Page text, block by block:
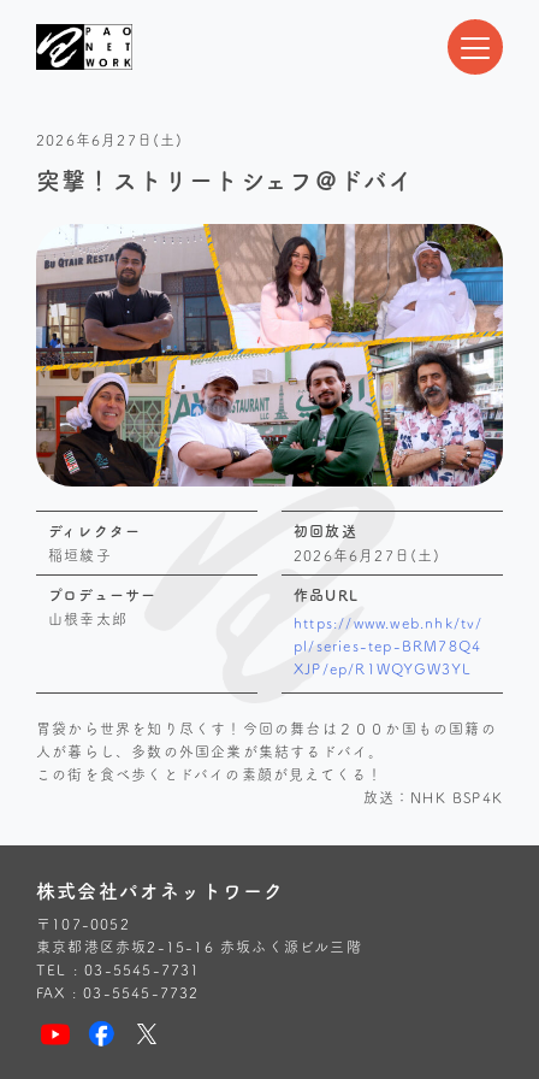
2026年6月27日(土)
突撃！ストリートシェフ＠ドバイ
ディレクター
稲垣綾子
初回放送
2026年6月27日(土)
プロデューサー
山根幸太郎
作品URL
https://www.web.nhk/tv/
pl/series-tep-BRM78Q4
XJP/ep/R1WQYGW3YL
胃袋から世界を知り尽くす！今回の舞台は２００か国もの国籍の
人が暮らし、多数の外国企業が集結するドバイ。
この街を食べ歩くとドバイの素顔が見えてくる！
放送：NHK BSP4K
株式会社パオネットワーク
〒107-0052
東京都港区赤坂2-15-16 赤坂ふく源ビル三階
TEL : 03-5545-7731
FAX : 03-5545-7732